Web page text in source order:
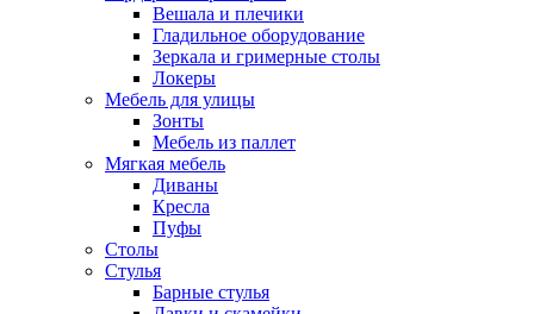
Вешала и плечики
Гладильное оборудование
Зеркала и гримерные столы
Локеры
Мебель для улицы
Зонты
Мебель из паллет
Мягкая мебель
Диваны
Кресла
Пуфы
Столы
Стулья
Барные стулья